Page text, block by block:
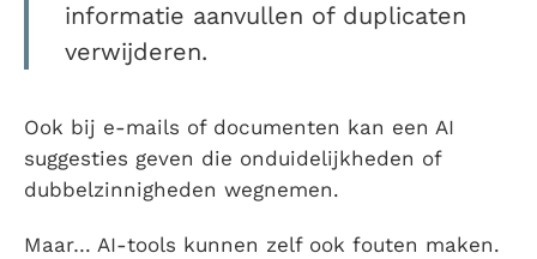
informatie aanvullen of duplicaten
verwijderen.
Ook bij e-mails of documenten kan een AI
suggesties geven die onduidelijkheden of
dubbelzinnigheden wegnemen.
Maar… AI-tools kunnen zelf ook fouten maken.